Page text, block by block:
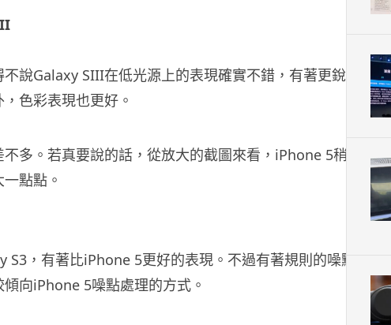
說Galaxy SIII在低光源上的表現確實不錯，有著更銳利清晰
色彩表現也更好。
多。若真要說的話，從放大的截圖來看，iPhone 5稍微銳利
點點。
S3，有著比iPhone 5更好的表現。不過有著規則的噪點形式
向iPhone 5噪點處理的方式。